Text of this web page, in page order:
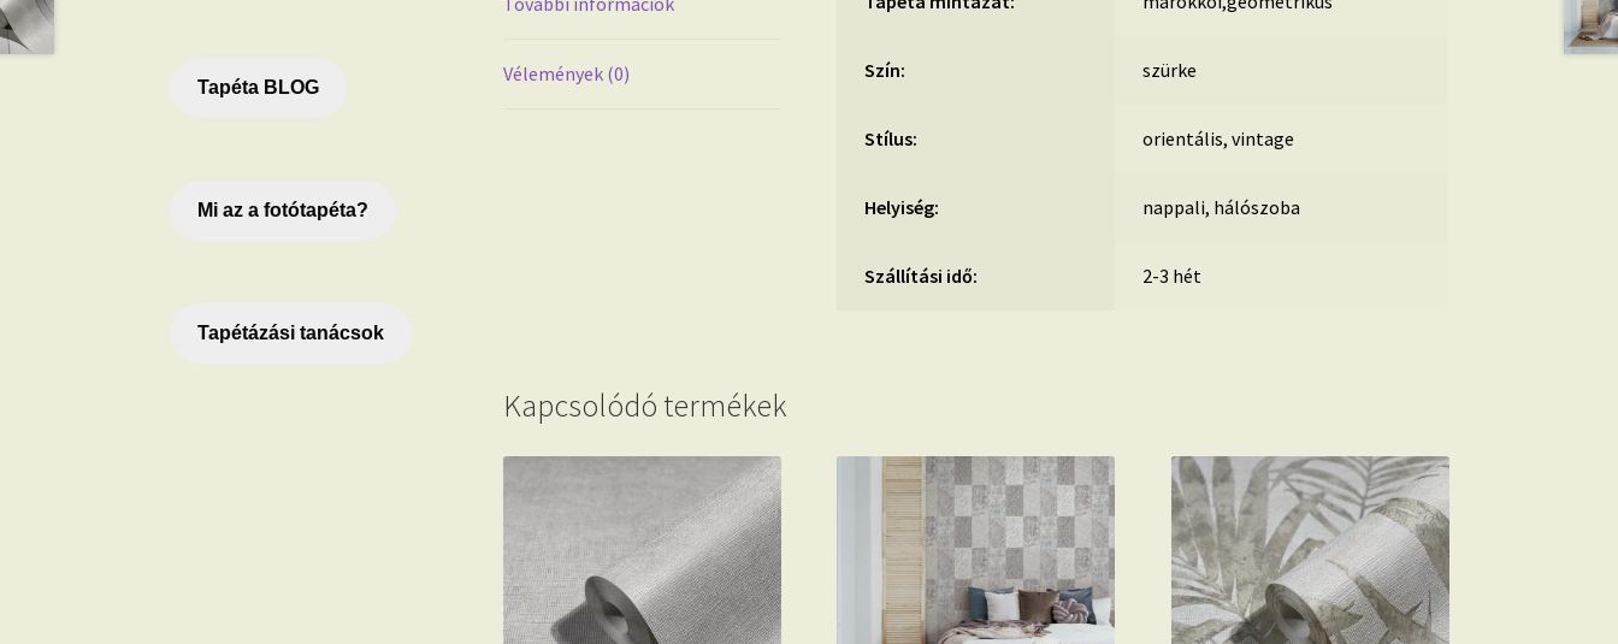
Vélemények (0) Szín: szürke
Stílus: orientális, vintage
Helyiség: nappali, hálószoba
Szállítási idő: 2-3 hét
Kapcsolódó termékek
Tapéta BLOG
Mi az a fotótapéta?
Tapétázási tanácsok